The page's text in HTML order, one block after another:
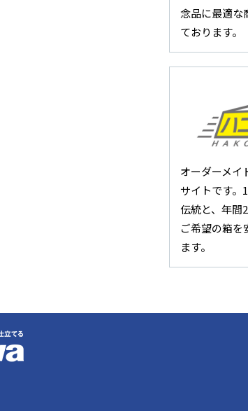
念品に最適な
ております。
オーダーメイ
サイトです。
伝統と、年間
ご希望の箱を
ます。